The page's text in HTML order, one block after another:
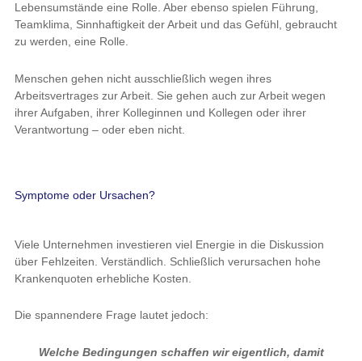
Lebensumstände eine Rolle. Aber ebenso spielen Führung,
Teamklima, Sinnhaftigkeit der Arbeit und das Gefühl, gebraucht
zu werden, eine Rolle.
Menschen gehen nicht ausschließlich wegen ihres
Arbeitsvertrages zur Arbeit. Sie gehen auch zur Arbeit wegen
ihrer Aufgaben, ihrer Kolleginnen und Kollegen oder ihrer
Verantwortung – oder eben nicht.
Symptome oder Ursachen?
Viele Unternehmen investieren viel Energie in die Diskussion
über Fehlzeiten. Verständlich. Schließlich verursachen hohe
Krankenquoten erhebliche Kosten.
Die spannendere Frage lautet jedoch:
Welche Bedingungen schaffen wir eigentlich, damit